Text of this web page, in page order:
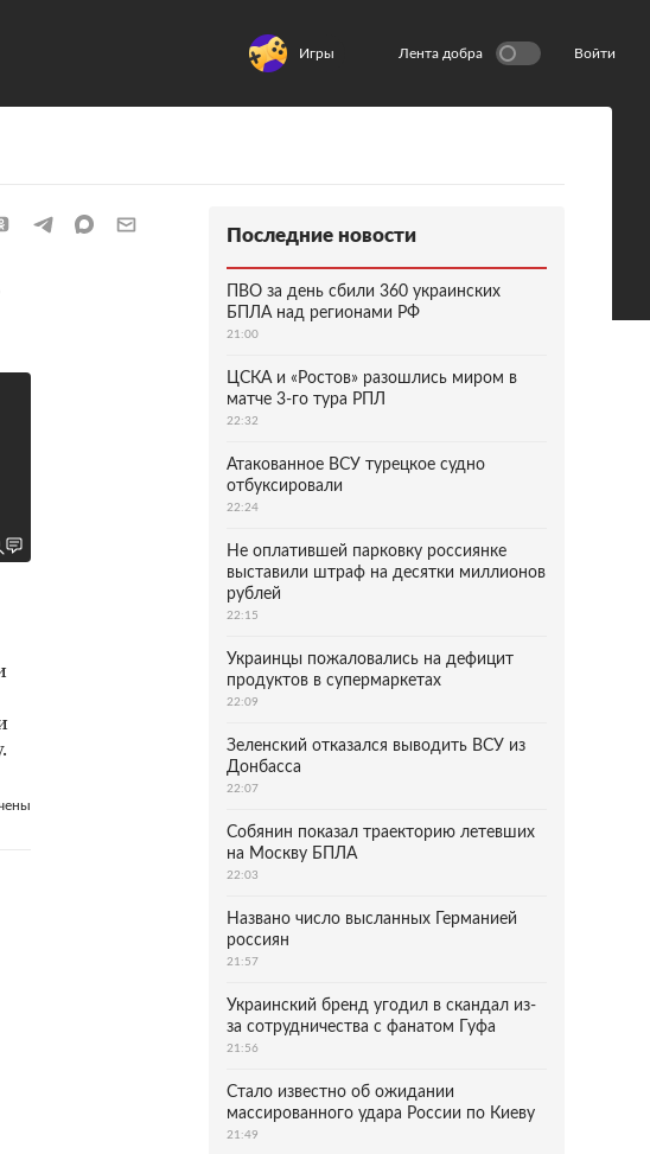
Игры Лента добра Войти
Последние новости
ПВО за день сбили 360 украинских
БПЛА над регионами РФ
21:00
ЦСКА и «Ростов» разошлись миром в
матче 3-го тура РПЛ
22:32
Атакованное ВСУ турецкое судно
отбуксировали
22:24
Не оплатившей парковку россиянке
выставили штраф на десятки миллионов
рублей
22:15
Украинцы пожаловались на дефицит
продуктов в супермаркетах
22:09
Зеленский отказался выводить ВСУ из
Донбасса
22:07
Собянин показал траекторию летевших
на Москву БПЛА
22:03
Названо число высланных Германией
россиян
21:57
Украинский бренд угодил в скандал из-
за сотрудничества с фанатом Гуфа
21:56
Стало известно об ожидании
массированного удара России по Киеву
21:49